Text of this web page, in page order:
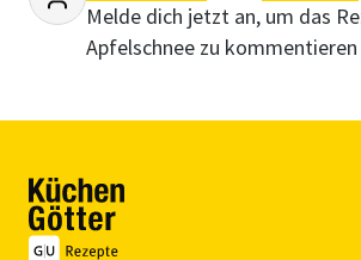
Melde dich jetzt an, um das
Apfelschnee zu kommentieren